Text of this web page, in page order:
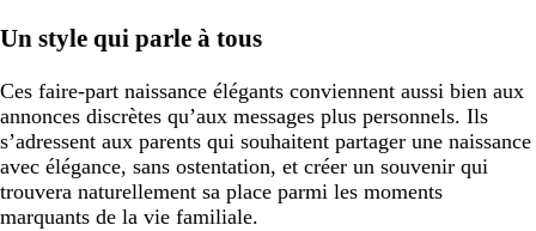
Un style qui parle à tous
Ces faire-part naissance élégants conviennent aussi bien aux
annonces discrètes qu’aux messages plus personnels. Ils
s’adressent aux parents qui souhaitent partager une naissance
avec élégance, sans ostentation, et créer un souvenir qui
trouvera naturellement sa place parmi les moments
marquants de la vie familiale.